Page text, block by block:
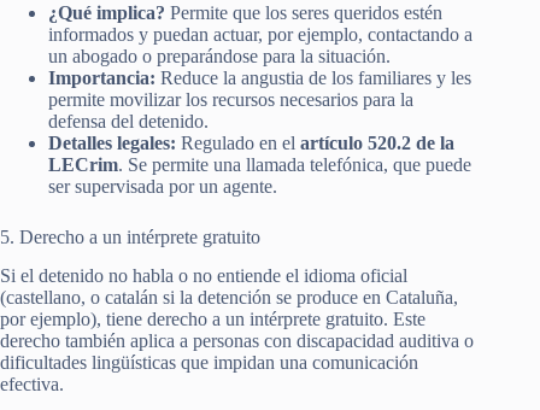
¿Qué implica? Permite que los seres queridos estén
informados y puedan actuar, por ejemplo, contactando a
un abogado o preparándose para la situación.
Importancia: Reduce la angustia de los familiares y les
permite movilizar los recursos necesarios para la
defensa del detenido.
Detalles legales: Regulado en el artículo 520.2 de la
LECrim. Se permite una llamada telefónica, que puede
ser supervisada por un agente.
5. Derecho a un intérprete gratuito
Si el detenido no habla o no entiende el idioma oficial
(castellano, o catalán si la detención se produce en Cataluña,
por ejemplo), tiene derecho a un intérprete gratuito. Este
derecho también aplica a personas con discapacidad auditiva o
dificultades lingüísticas que impidan una comunicación
efectiva.